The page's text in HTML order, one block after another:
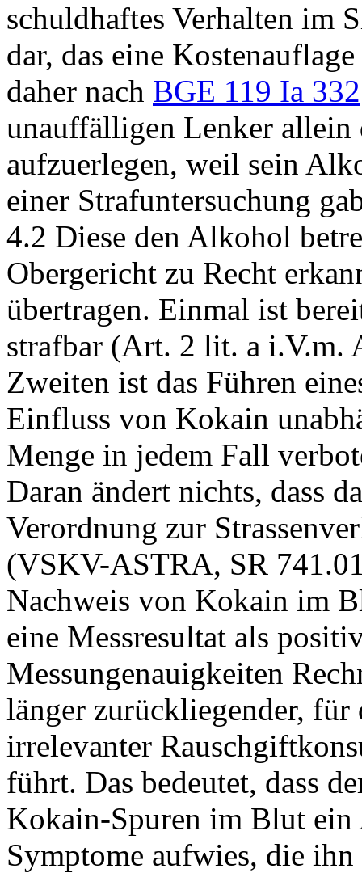
schuldhaftes Verhalten im
dar, das eine
daher nach BGE 119 Ia 332
unauffälligen Lenker allein
aufzuerlegen, weil sein
einer Strafuntersuchung
4.2 Diese den Alkohol
Obergericht zu Recht
übertragen. Einmal ist
strafbar (Art. 2 lit. a i.V.m.
Zweiten ist das Führen
Einfluss von Kokain
Menge in jedem Fall
Daran ändert nichts, dass
Verordnung zur
(VSKV-ASTRA, SR
Nachweis von Kokain im
eine Messresultat als
Messungenauigkeiten
länger zurückliegender,
irrelevanter
führt. Das bedeutet, dass
Kokain-Spuren im Blut ein
Symptome aufwies, die